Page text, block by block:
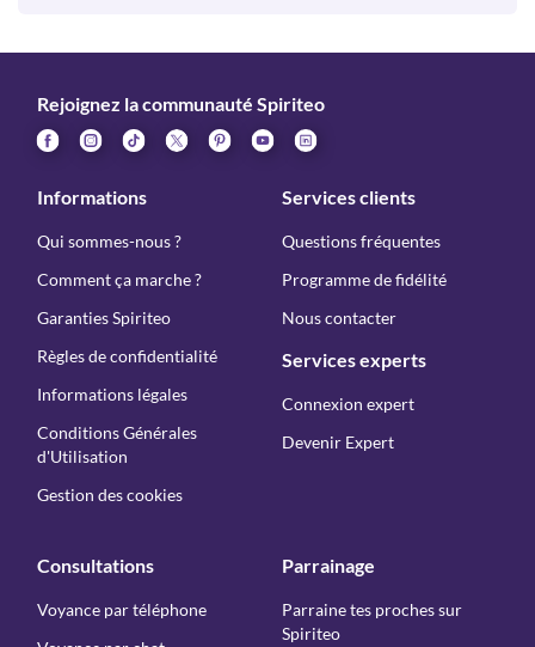
Rejoignez la communauté Spiriteo
Informations
Qui sommes-nous ?
Comment ça marche ?
Garanties Spiriteo
Règles de confidentialité
Informations légales
Conditions Générales
d'Utilisation
Gestion des cookies
Services clients
Questions fréquentes
Programme de fidélité
Nous contacter
Services experts
Connexion expert
Devenir Expert
Consultations
Voyance par téléphone
Parrainage
Parraine tes proches sur
Spiriteo